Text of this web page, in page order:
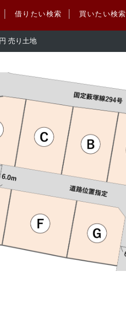
借りたい検索 買いたい検索
売り土地